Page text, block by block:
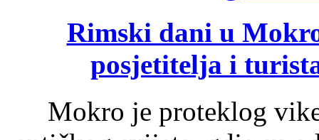
Rimski dani u
posjetitelja i
Mokro je proteklog